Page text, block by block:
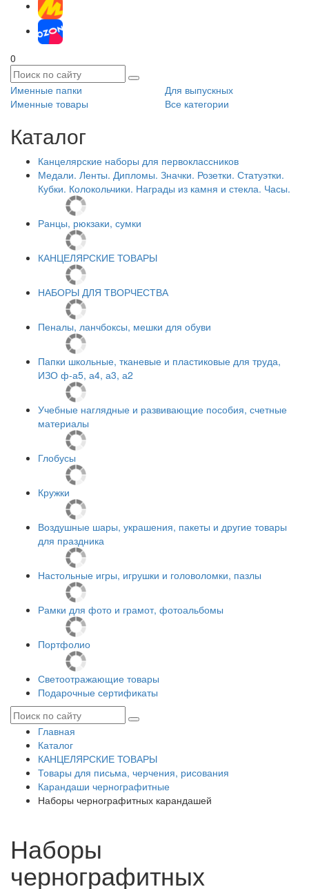
0
Именные папки
Для выпускных
Именные товары
Все категории
Каталог
Канцелярские наборы для первоклассников
Медали. Ленты. Дипломы. Значки. Розетки. Статуэтки.
Кубки. Колокольчики. Награды из камня и стекла. Часы.
Ранцы, рюкзаки, сумки
КАНЦЕЛЯРСКИЕ ТОВАРЫ
НАБОРЫ ДЛЯ ТВОРЧЕСТВА
Пеналы, ланчбоксы, мешки для обуви
Папки школьные, тканевые и пластиковые для труда,
ИЗО ф-а5, а4, а3, а2
Учебные наглядные и развивающие пособия, счетные
материалы
Глобусы
Кружки
Воздушные шары, украшения, пакеты и другие товары
для праздника
Настольные игры, игрушки и головоломки, пазлы
Рамки для фото и грамот, фотоальбомы
Портфолио
Светоотражающие товары
Подарочные сертификаты
Главная
Каталог
КАНЦЕЛЯРСКИЕ ТОВАРЫ
Товары для письма, черчения, рисования
Карандаши чернографитные
Наборы чернографитных карандашей
Наборы
чернографитных